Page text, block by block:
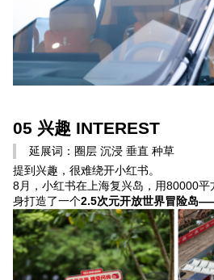
05 兴趣 INTEREST
延展词：圈层 沉浸 垂直 种草
提到兴趣，很难绕开小红书。
8月，小红书在上海复兴岛，用80000
身打造了一个2.5次元开放世界冒险岛